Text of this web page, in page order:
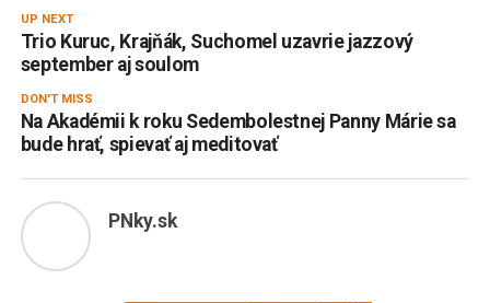
UP NEXT
Trio Kuruc, Krajňák, Suchomel uzavrie jazzový
september aj soulom
DON'T MISS
Na Akadémii k roku Sedembolestnej Panny Márie sa
bude hrať, spievať aj meditovať
PNky.sk